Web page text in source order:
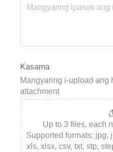
Kasama
Mangyaring i-upload ang
attachment
Up to 3 files, each
Supported formats: jpg,
xls, xlsx, csv, txt, stp,